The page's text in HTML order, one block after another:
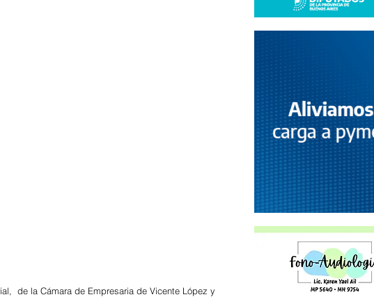
de la Cámara de Empresaria de Vicente López y